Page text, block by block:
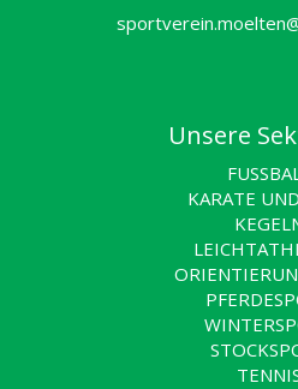
Unsere
KARATE